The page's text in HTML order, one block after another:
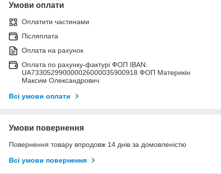
Умови оплати
Оплатити частинами
Післяплата
Оплата на рахунок
Оплата по рахунку-фактурі ФОП IBAN:
UA733052990000026000035900918 ФОП Материкін
Максим Олександрович
Всі умови оплати
Умови повернення
Повернення товару впродовж 14 днів за домовленістю
Всі умови повернення